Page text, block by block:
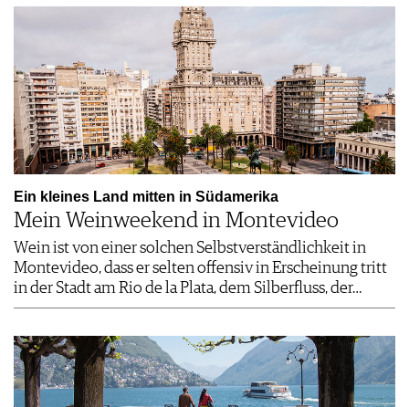
Ein kleines Land mitten in Südamerika
Mein Weinweekend in Montevideo
Wein ist von einer solchen Selbstverständlichkeit in
Montevideo, dass er selten offensiv in Erscheinung tritt
in der Stadt am Rio de la Plata, dem Silberfluss, der…